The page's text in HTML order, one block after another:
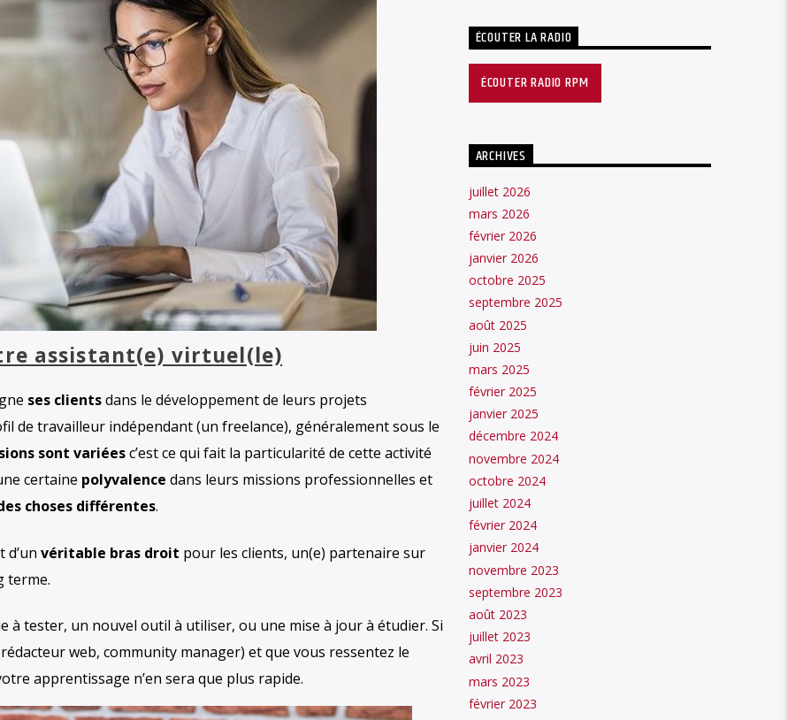
assistant(e) virtuel(le)
ses clientsdans le développement de leurs projets
de travailleur indépendant (un freelance), généralement sous le
sont variéesc’est ce qui fait la particularité de cette activité
certaine polyvalence dans leurs missions professionnelles et
choses différentes.
d’un véritable bras droit pour les clients, un(e) partenaire sur
terme.
à tester, un nouvel outil à utiliser, ou une mise à jour à étudier. Si
web, community manager) et que vous ressentez le
apprentissage n’en sera que plus rapide.
ÉCOUTER LA RADIO
ÉCOUTER RADIO RPM
ARCHIVES
juillet 2026
mars 2026
février 2026
janvier 2026
octobre 2025
septembre 2025
août 2025
juin 2025
mars 2025
février 2025
janvier 2025
décembre 2024
novembre 2024
octobre 2024
juillet 2024
février 2024
janvier 2024
novembre 2023
septembre 2023
août 2023
juillet 2023
avril 2023
mars 2023
février 2023